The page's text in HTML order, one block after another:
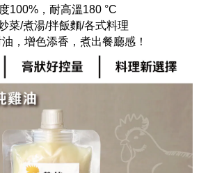
100%，耐高溫180 °C
菜/煮湯/拌飯麵/各式料理
，增色添香，煮出餐廳感！